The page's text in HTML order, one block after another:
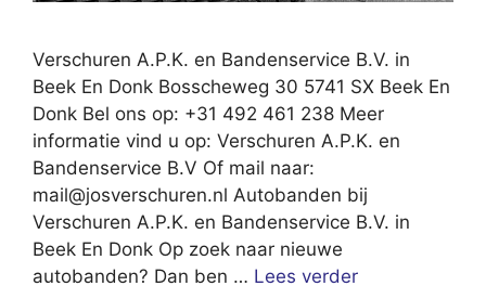
Verschuren A.P.K. en Bandenservice B.V. in
Beek En Donk Bosscheweg 30 5741 SX Beek En
Donk Bel ons op: +31 492 461 238 Meer
informatie vind u op: Verschuren A.P.K. en
Bandenservice B.V Of mail naar:
mail@josverschuren.nl Autobanden bij
Verschuren A.P.K. en Bandenservice B.V. in
Beek En Donk Op zoek naar nieuwe
autobanden? Dan ben … Lees verder